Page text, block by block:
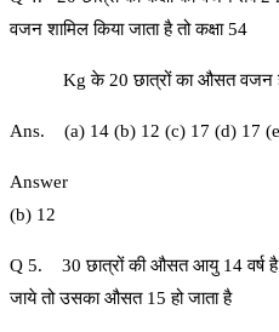
वजन शामिल किया जाता है तो कक्षा 54
Kg के 20 छात्रों का औसत वजन
Ans. (a) 14 (b) 12 (c) 17 (d) 17
Answer
(b) 12
Q 5. 30 छात्रों की औसत आयु 14 वर्ष
जाये तो उसका औसत 15 हो जाता है